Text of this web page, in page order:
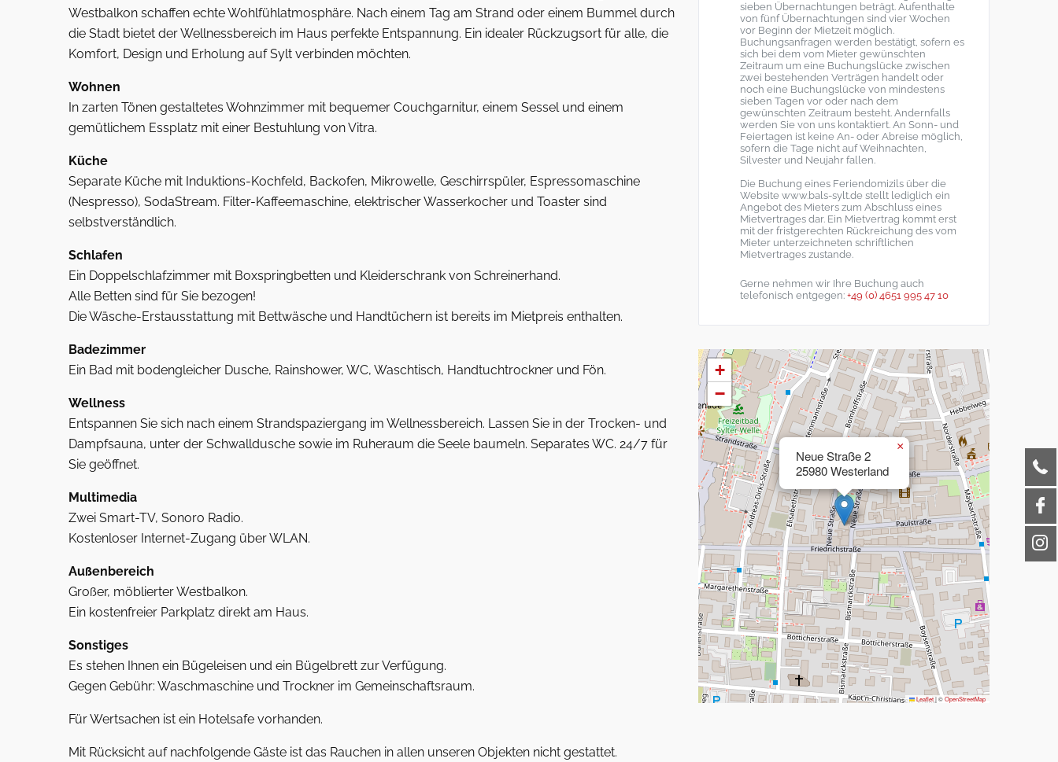
Westbalkon schaffen echte Wohlfühlatmosphäre. Nach einem Tag am Strand oder einem Bummel durch
die Stadt bietet der Wellnessbereich im Haus perfekte Entspannung. Ein idealer Rückzugsort für alle, die
Komfort, Design und Erholung auf Sylt verbinden möchten.
Wohnen
In zarten Tönen gestaltetes Wohnzimmer mit bequemer Couchgarnitur, einem Sessel und einem
gemütlichem Essplatz mit einer Bestuhlung von Vitra.
Küche
Separate Küche mit Induktions-Kochfeld, Backofen, Mikrowelle, Geschirrspüler, Espressomaschine
(Nespresso), SodaStream. Filter-Kaffeemaschine, elektrischer Wasserkocher und Toaster sind
selbstverständlich.
Schlafen
Ein Doppelschlafzimmer mit Boxspringbetten und Kleiderschrank von Schreinerhand.
Alle Betten sind für Sie bezogen!
Die Wäsche-Erstausstattung mit Bettwäsche und Handtüchern ist bereits im Mietpreis enthalten.
Badezimmer
Ein Bad mit bodengleicher Dusche, Rainshower, WC, Waschtisch, Handtuchtrockner und Fön.
Wellness
Entspannen Sie sich nach einem Strandspaziergang im Wellnessbereich. Lassen Sie in der Trocken- und
Dampfsauna, unter der Schwalldusche sowie im Ruheraum die Seele baumeln. Separates WC. 24/7 für
Sie geöffnet.
Multimedia
Zwei Smart-TV, Sonoro Radio.
Kostenloser Internet-Zugang über WLAN.
Außenbereich
Großer, möblierter Westbalkon.
Ein kostenfreier Parkplatz direkt am Haus.
Sonstiges
Es stehen Ihnen ein Bügeleisen und ein Bügelbrett zur Verfügung.
Gegen Gebühr: Waschmaschine und Trockner im Gemeinschaftsraum.
Für Wertsachen ist ein Hotelsafe vorhanden.
Mit Rücksicht auf nachfolgende Gäste ist das Rauchen in allen unseren Objekten nicht gestattet.
sieben Übernachtungen beträgt. Aufenthalte
von fünf Übernachtungen sind vier Wochen
vor Beginn der Mietzeit möglich.
Buchungsanfragen werden bestätigt, sofern es
sich bei dem vom Mieter gewünschten
Zeitraum um eine Buchungslücke zwischen
zwei bestehenden Verträgen handelt oder
noch eine Buchungslücke von mindestens
sieben Tagen vor oder nach dem
gewünschten Zeitraum besteht. Andernfalls
werden Sie von uns kontaktiert. An Sonn- und
Feiertagen ist keine An- oder Abreise möglich,
sofern die Tage nicht auf Weihnachten,
Silvester und Neujahr fallen.
Die Buchung eines Feriendomizils über die
Website www.bals-sylt.de stellt lediglich ein
Angebot des Mieters zum Abschluss eines
Mietvertrages dar. Ein Mietvertrag kommt erst
mit der fristgerechten Rückreichung des vom
Mieter unterzeichneten schriftlichen
Mietvertrages zustande.
Gerne nehmen wir Ihre Buchung auch
telefonisch entgegen: +49 (0) 4651 995 47 10
Neue Straße 2
25980 Westerland
×
+
−
Leaflet|©OpenStreetMap